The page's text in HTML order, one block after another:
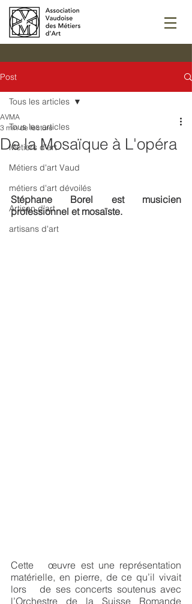
Post
Tous les articles
Métiers d'art
Métiers d'art Vaud
métiers d'art dévoilés
Artisan d'art
artisans d'art
Tous les articles
De la Mosaïque à L'opéra
AVMA
3 min de lecture
Stéphane Borel est musicien
professionnel et mosaïste.
Cette   œuvre est une représentation
matérielle, en pierre, de ce qu’il vivait
lors   de ses concerts soutenus avec
l’Orchestre de la Suisse Romande